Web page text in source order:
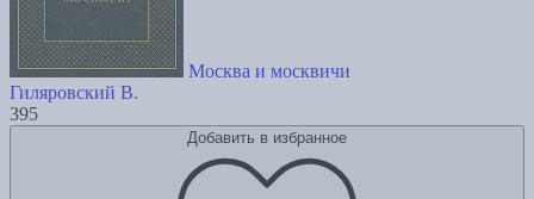
Москва и москвичи
Гиляровский В.
395
Добавить в избранное